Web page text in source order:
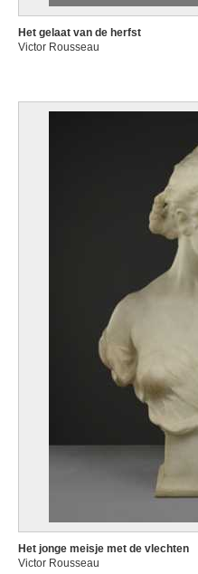
Het gelaat van de herfst
Victor Rousseau
Het jonge meisje met de vlechten
Victor Rousseau